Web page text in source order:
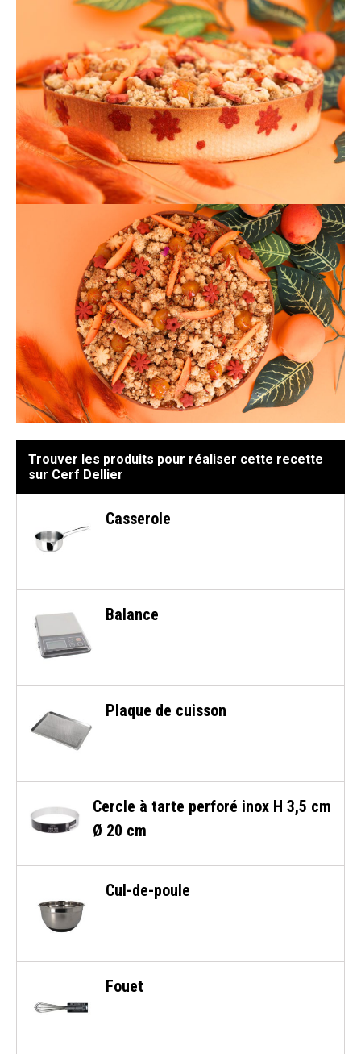
Trouver les produits pour réaliser cette recette
sur Cerf Dellier
Casserole
Balance
Plaque de cuisson
Cercle à tarte perforé inox H 3,5 cm
Ø 20 cm
Cul-de-poule
Fouet